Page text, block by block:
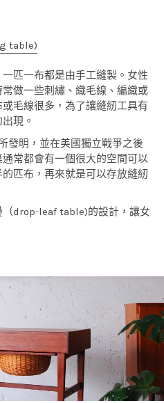
table)
匹一布都是由手工縫製。女性
做一些刺繡、織毛線、編織或
毛線很多，為了讓縫紉工具有
現。
發明，並在美國獨立戰爭之後
常都會有一個很大的空間可以
匹布，再來就是可以存放縫紉
drop-leaf table)的設計，讓女